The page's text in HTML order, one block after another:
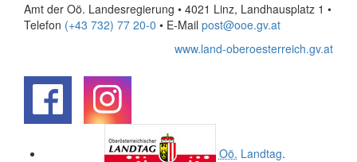
Amt der Oö. Landesregierung • 4021 Linz, Landhausplatz 1 •
Telefon (+43 732) 77 20-0 • E-Mail post@ooe.gv.at
www.land-oberoesterreich.gv.at
Oö. Landtag.